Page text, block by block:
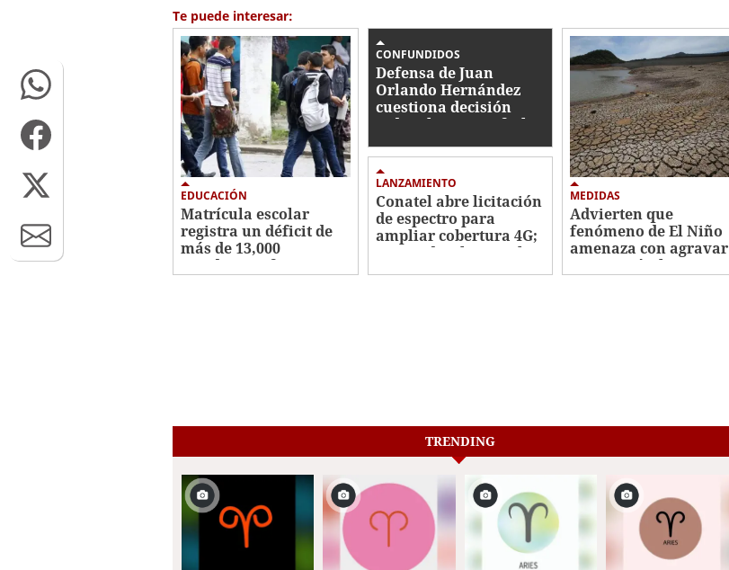
3
minutes,
51
secondsVolume
0%
Te puede interesar:
EDUCACIÓN
Matrícula escolar
registra un déficit de
más de 13,000
estudiantes frente a
CONFUNDIDOS
Defensa de Juan
Orlando Hernández
cuestiona decisión
judicial y espera fecha
LANZAMIENTO
Conatel abre licitación
de espectro para
ampliar cobertura 4G;
previo despliegue al
5G
MEDIDAS
Advierten que
fenómeno de El Niño
amenaza con agravar
crisis agrícola y
TRENDING